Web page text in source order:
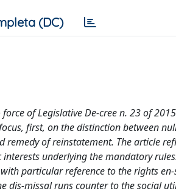
(DC)
of Legislative De-cree n. 23 of
first, on the distinction between
of reinstatement. The article
underlying the mandatory
particular reference to the rights
missal runs counter to the social